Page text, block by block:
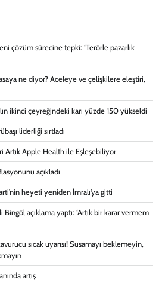
çözüm sürecine tepki: ‘Terörle pazarlık
ne diyor? Aceleye ve çelişkilere eleştiri,
ikinci çeyreğindeki karı yüzde 150 yükseldi
liderliği sırtladı
Artık Apple Health ile Eşleşebiliyor
açıkladı
heyeti yeniden İmralı’ya gitti
Bingöl açıklama yaptı: ‘Artık bir karar vermem
sıcak uyarısı! Susamayı beklemeyin,
artış